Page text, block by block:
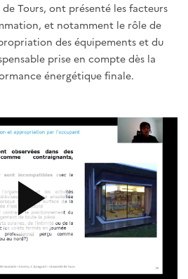
Tours, ont présenté les facteurs
et notamment le rôle de
des équipements et du
prise en compte dès la
énergétique finale.